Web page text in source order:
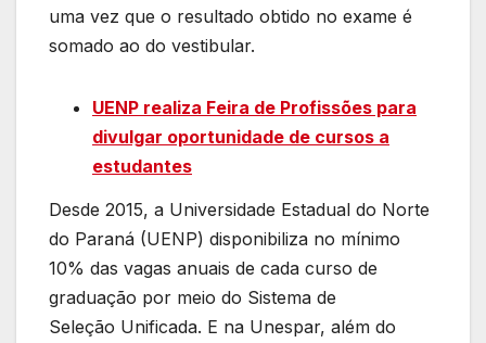
uma vez que o resultado obtido no exame é
somado ao do vestibular.
UENP realiza Feira de Profissões para
divulgar oportunidade de cursos a
estudantes
Desde 2015, a Universidade Estadual do Norte
do Paraná (UENP) disponibiliza no mínimo
10% das vagas anuais de cada curso de
graduação por meio do Sistema de
Seleção Unificada. E na Unespar, além do